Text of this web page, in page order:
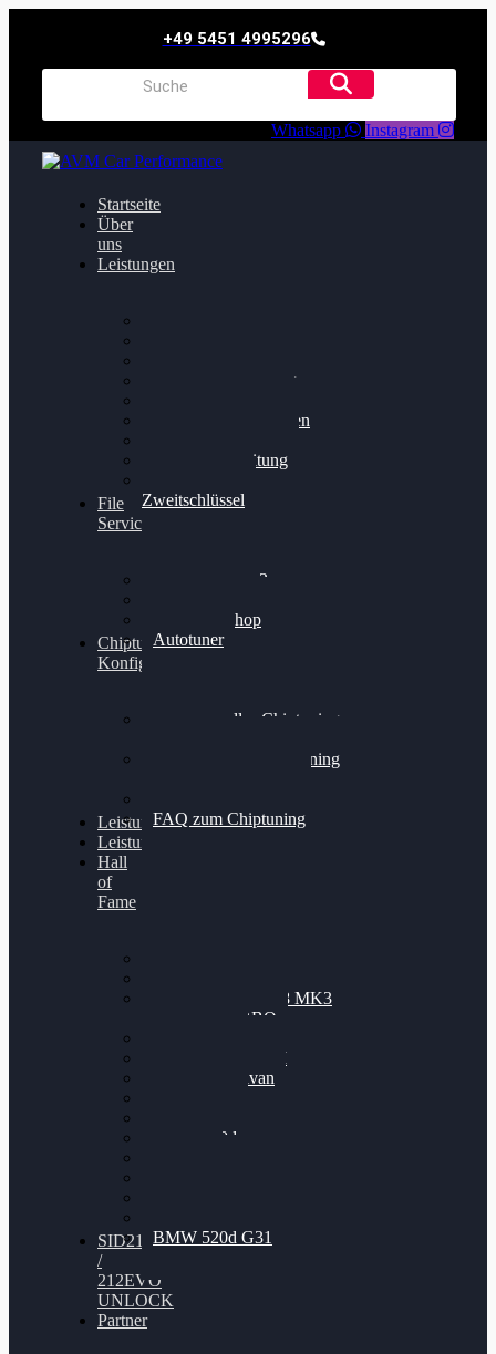
+49 5451 4995296
Whatsapp Instagram
Startseite
Über
uns
Leistungen
Getriebeoptimierung
Bremsscheiben planen
Felgenaufbereitung
Zweitschlüssel
File
Service
Alientech Kess3
Alientech Shop
Autotuner
Chiptuning
Konfigurator
Professionelles Chiptuning
Professionelles Chiptuning
FAQ zum Chiptuning
Leistungsmessung
Leistungsprüfstand
Hall
of
Fame
Nissan GT-R35 3.8 MK3
V6 TWINTURBO
VW Passat 2.0TDI
VW T6 Multivan
BMW 120d
BMW 520d G31
SID212
/
212EVO
UNLOCK
Partner